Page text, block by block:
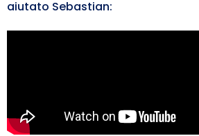
aiutato Sebastian: